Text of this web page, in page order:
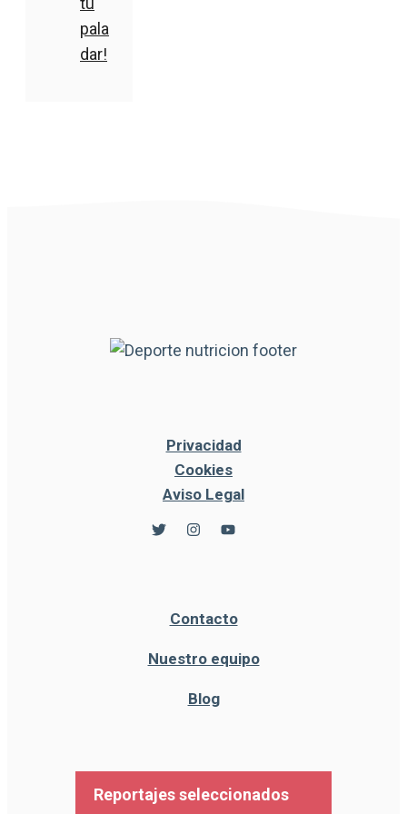
pala
dar!
Privacidad
Cookies
Aviso Legal
Contacto
Nuestro equipo
Blog
Reportajes seleccionados